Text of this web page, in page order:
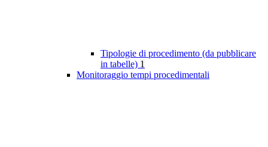
Tipologie di procedimento (da pubblicare
in tabelle) 1
Monitoraggio tempi procedimentali